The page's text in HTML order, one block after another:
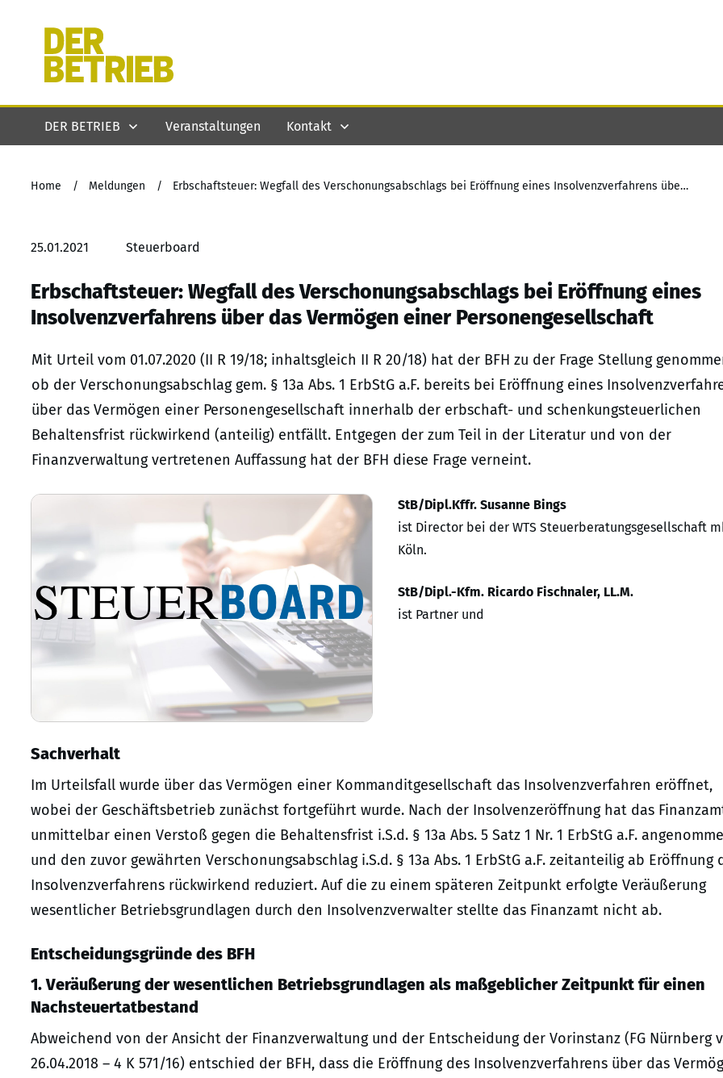
DER BETRIEB Veranstaltungen Kontakt
Home / Meldungen / Erbschaftsteuer: Wegfall des Verschonungsabschlags bei Eröffnung eines Insolvenzverfahrens über das Vermögen einer Personengesellschaft
25.01.2021 Steuerboard
Erbschaftsteuer: Wegfall des Verschonungsabschlags bei Eröffnung eines
Insolvenzverfahrens über das Vermögen einer Personengesellschaft
Mit Urteil vom 01.07.2020 (II R 19/18; inhaltsgleich II R 20/18) hat der BFH zu der Frage Stellung
ob der Verschonungsabschlag gem. § 13a Abs. 1 ErbStG a.F. bereits bei Eröffnung eines
über das Vermögen einer Personengesellschaft innerhalb der erbschaft- und schenkungsteuerlichen
Behaltensfrist rückwirkend (anteilig) entfällt. Entgegen der zum Teil in der Literatur und von der
Finanzverwaltung vertretenen Auffassung hat der BFH diese Frage verneint.
StB/Dipl.Kffr. Susanne Bings
ist Director bei der WTS Steuerberatungsgesellschaft
Köln.
StB/Dipl.-Kfm. Ricardo Fischnaler, LL.M.
ist Partner und
Sachverhalt
Im Urteilsfall wurde über das Vermögen einer Kommanditgesellschaft das Insolvenzverfahren eröffnet,
wobei der Geschäftsbetrieb zunächst fortgeführt wurde. Nach der Insolvenzeröffnung hat das
unmittelbar einen Verstoß gegen die Behaltensfrist i.S.d. § 13a Abs. 5 Satz 1 Nr. 1 ErbStG a.F.
und den zuvor gewährten Verschonungsabschlag i.S.d. § 13a Abs. 1 ErbStG a.F. zeitanteilig ab Eröffnung
Insolvenzverfahrens rückwirkend reduziert. Auf die zu einem späteren Zeitpunkt erfolgte Veräußerung
wesentlicher Betriebsgrundlagen durch den Insolvenzverwalter stellte das Finanzamt nicht ab.
Entscheidungsgründe des BFH
1. Veräußerung der wesentlichen Betriebsgrundlagen als maßgeblicher Zeitpunkt für einen
Nachsteuertatbestand
Abweichend von der Ansicht der Finanzverwaltung und der Entscheidung der Vorinstanz (FG Nürnberg
26.04.2018 – 4 K 571/16) entschied der BFH, dass die Eröffnung des Insolvenzverfahrens über das